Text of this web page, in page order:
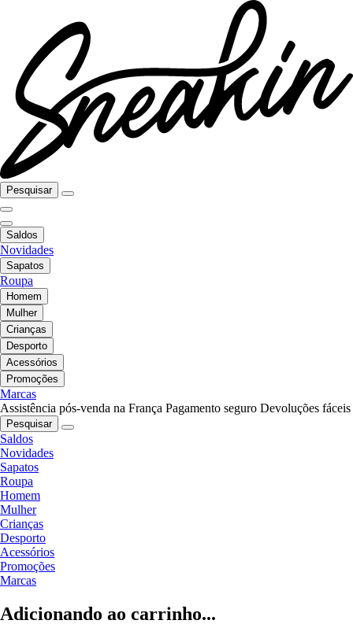
Pesquisar
Saldos
Novidades
Sapatos
Roupa
Homem
Mulher
Crianças
Desporto
Acessórios
Promoções
Marcas
Assistência pós-venda na França Pagamento seguro Devoluções fáceis
Pesquisar
Saldos
Novidades
Sapatos
Roupa
Homem
Mulher
Crianças
Desporto
Acessórios
Promoções
Marcas
Adicionando ao carrinho...